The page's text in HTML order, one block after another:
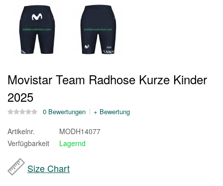
Movistar Team Radhose Kurze Kinder
2025
0 Bewertungen + Bewertung
Artikelnr.
MODH14077
Verfügbarkeit
Lagernd
Size Chart